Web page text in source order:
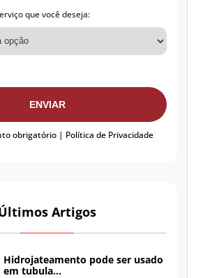
que você deseja:
ENVIAR
obrigatório | Política de Privacidade
Artigos
Hidrojateamento pode ser usado
em tubula...